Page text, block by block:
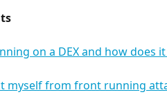
on a DEX and how does
myself from front running